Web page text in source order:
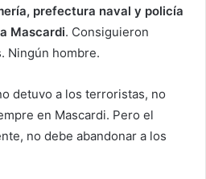
prefectura naval y policía
Mascardi. Consiguieron
Ningún hombre.
detuvo a los terroristas, no
en Mascardi. Pero el
no debe abandonar a los